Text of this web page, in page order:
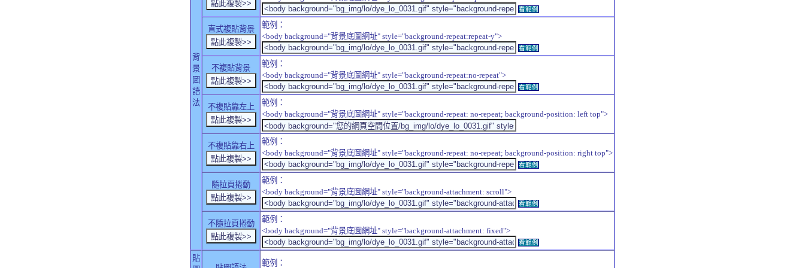
背
景
圖
語
法
看範例
直式複貼背景
範例：
<body background="背景底圖網址" style="background-repeat:repeat-y">
看範例
不複貼背景
範例：
<body background="背景底圖網址" style="background-repeat:no-repeat">
看範例
不複貼靠左上
範例：
<body background="背景底圖網址" style="background-repeat: no-repeat; background-position: left top">
不複貼靠右上
範例：
<body background="背景底圖網址" style="background-repeat: no-repeat; background-position: right top">
看範例
隨拉頁捲動
範例：
<body background="背景底圖網址" style="background-attachment: scroll">
看範例
不隨拉頁捲動
範例：
<body background="背景底圖網址" style="background-attachment: fixed">
看範例
貼
範例：